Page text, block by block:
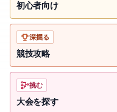
初心者向け
深掘る
競技攻略
挑む
大会を探す